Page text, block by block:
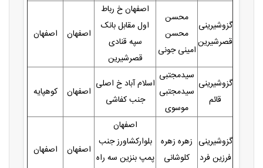
گزوشیرینی
قصرشیرین
محسن
محسن
امینی جونی
اصفهان خ رباط
اول مقابل بانک
سپه قنادی
قصرشیرین
اصفهان اصفهان
گزوشیرینی
قائم
سیدمجتبی
سیدمجتبی
موسوی
اسلام آباد خ اصلی
جنب کفاشی
اصفهان کوهپایه
گزوشیرینی
فرزین فرد
زهره زهره
کلوشانی
اصفهان
بلوارکشاورز جنب
پمپ بنزین سه راه
اصفهان اصفهان